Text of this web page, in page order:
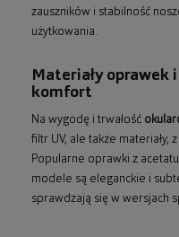
zauszników i stabilność
użytkowania.
Materiały oprawek
komfort
Na wygodę i trwałość
filtr UV, ale także materiały,
Popularne oprawki z
modele są eleganckie i
sprawdzają się w wersjach